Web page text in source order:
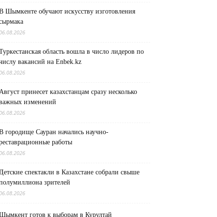
Шымкенте обучают искусству изготовления
область вошла в число лидеров по
вакансий на Enbek.kz
принесет казахстанцам сразу несколько
изменений
городище Сауран начались научно-
работы
спектакли в Казахстане собрали свыше
зрителей
готов к выборам в Курултай